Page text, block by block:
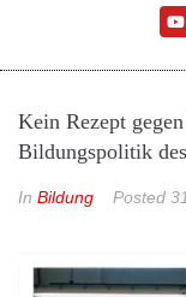
Kein Rezept
Bildungspolitik
In Bildung Posted